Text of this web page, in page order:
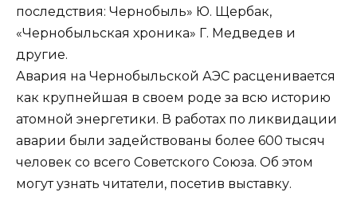
последствия: Чернобыль» Ю. Щербак,
«Чернобыльская хроника» Г. Медведев и
другие.
Авария на Чернобыльской АЭС расценивается
как крупнейшая в своем роде за всю историю
атомной энергетики. В работах по ликвидации
аварии были задействованы более 600 тысяч
человек со всего Советского Союза. Об этом
могут узнать читатели, посетив выставку.